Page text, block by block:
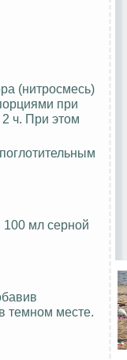
(нитросмесь)
при
ч. При этом
100 мл серной
темном месте.